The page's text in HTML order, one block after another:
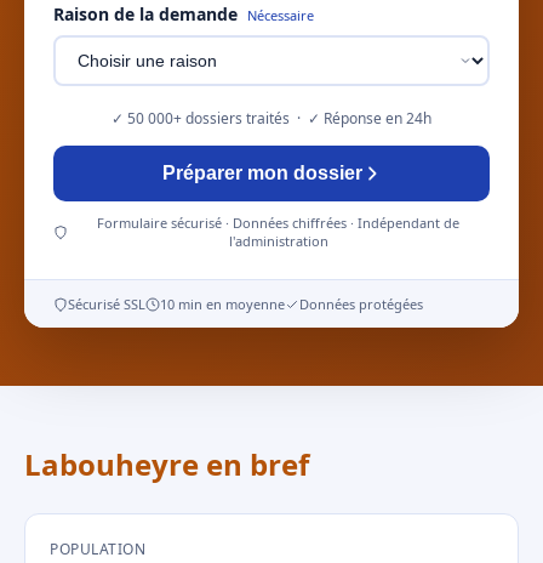
Raison de la demande Nécessaire
✓ 50 000+ dossiers traités · ✓ Réponse en 24h
Préparer mon dossier
Formulaire sécurisé · Données chiffrées · Indépendant de
l'administration
Sécurisé SSL 10 min en moyenne Données protégées
Labouheyre en bref
POPULATION